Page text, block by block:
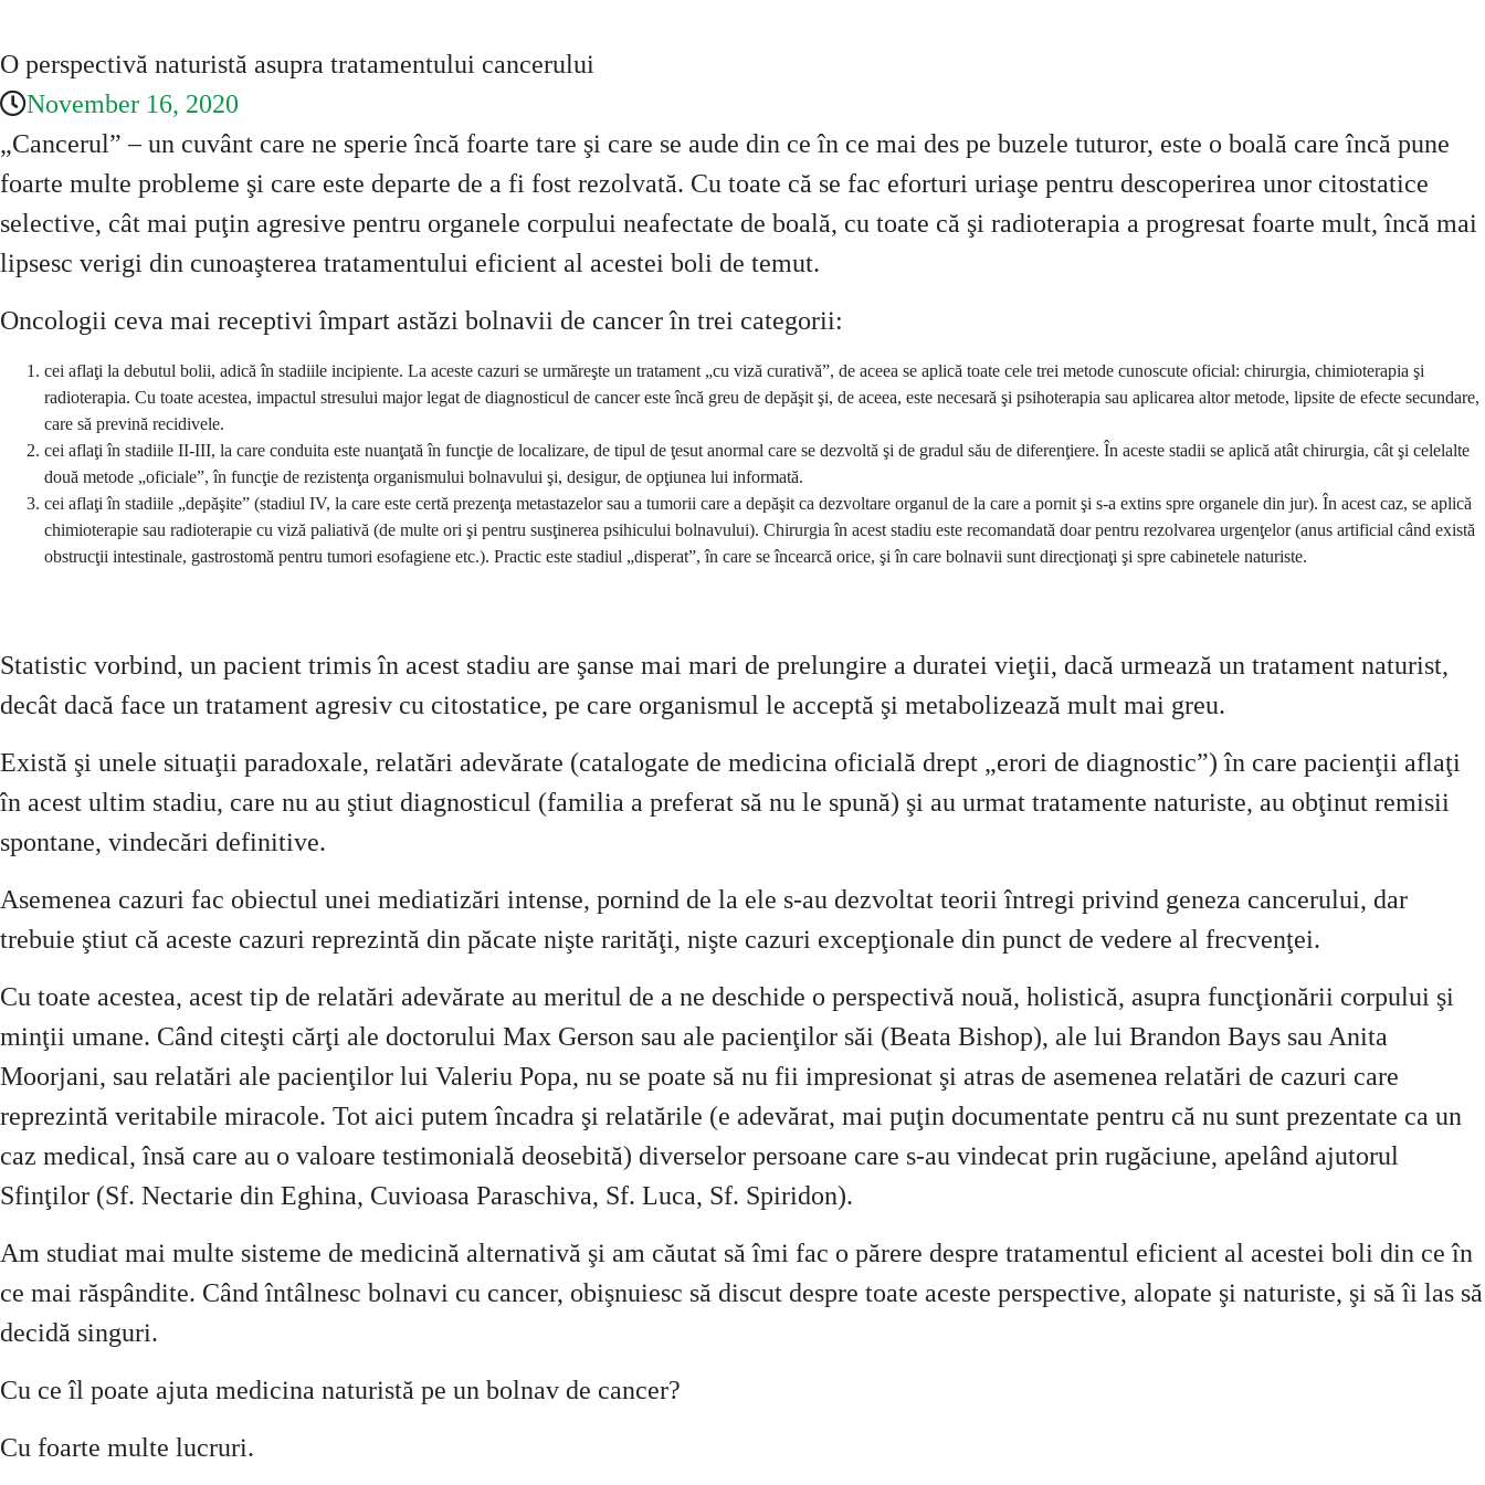
O perspectivă naturistă asupra tratamentului cancerului
November 16, 2020
„Cancerul” – un cuvânt care ne sperie încă foarte tare şi care se aude din ce în ce mai des pe buzele tuturor, este o boală care încă pune
foarte multe probleme şi care este departe de a fi fost rezolvată. Cu toate că se fac eforturi uriaşe pentru descoperirea unor citostatice
selective, cât mai puţin agresive pentru organele corpului neafectate de boală, cu toate că şi radioterapia a progresat foarte mult, încă mai
lipsesc verigi din cunoaşterea tratamentului eficient al acestei boli de temut.
Oncologii ceva mai receptivi împart astăzi bolnavii de cancer în trei categorii:
cei aflaţi la debutul bolii, adică în stadiile incipiente. La aceste cazuri se urmăreşte un tratament „cu viză curativă”, de aceea se aplică toate cele trei metode cunoscute oficial: chirurgia, chimioterapia şi
radioterapia. Cu toate acestea, impactul stresului major legat de diagnosticul de cancer este încă greu de depăşit şi, de aceea, este necesară şi psihoterapia sau aplicarea altor metode, lipsite de efecte secundare,
care să prevină recidivele.
cei aflaţi în stadiile II-III, la care conduita este nuanţată în funcţie de localizare, de tipul de ţesut anormal care se dezvoltă şi de gradul său de diferenţiere. În aceste stadii se aplică atât chirurgia, cât şi celelalte
două metode „oficiale”, în funcţie de rezistenţa organismului bolnavului şi, desigur, de opţiunea lui informată.
cei aflaţi în stadiile „depăşite” (stadiul IV, la care este certă prezenţa metastazelor sau a tumorii care a depăşit ca dezvoltare organul de la care a pornit şi s-a extins spre organele din jur). În acest caz, se aplică
chimioterapie sau radioterapie cu viză paliativă (de multe ori şi pentru susţinerea psihicului bolnavului). Chirurgia în acest stadiu este recomandată doar pentru rezolvarea urgenţelor (anus artificial când există
obstrucţii intestinale, gastrostomă pentru tumori esofagiene etc.). Practic este stadiul „disperat”, în care se încearcă orice, şi în care bolnavii sunt direcţionaţi şi spre cabinetele naturiste.
Statistic vorbind, un pacient trimis în acest stadiu are şanse mai mari de prelungire a duratei vieţii, dacă urmează un tratament naturist,
decât dacă face un tratament agresiv cu citostatice, pe care organismul le acceptă şi metabolizează mult mai greu.
Există şi unele situaţii paradoxale, relatări adevărate (catalogate de medicina oficială drept „erori de diagnostic”) în care pacienţii aflaţi
în acest ultim stadiu, care nu au ştiut diagnosticul (familia a preferat să nu le spună) şi au urmat tratamente naturiste, au obţinut remisii
spontane, vindecări definitive.
Asemenea cazuri fac obiectul unei mediatizări intense, pornind de la ele s-au dezvoltat teorii întregi privind geneza cancerului, dar
trebuie ştiut că aceste cazuri reprezintă din păcate nişte rarităţi, nişte cazuri excepţionale din punct de vedere al frecvenţei.
Cu toate acestea, acest tip de relatări adevărate au meritul de a ne deschide o perspectivă nouă, holistică, asupra funcţionării corpului şi
minţii umane. Când citeşti cărţi ale doctorului Max Gerson sau ale pacienţilor săi (Beata Bishop), ale lui Brandon Bays sau Anita
Moorjani, sau relatări ale pacienţilor lui Valeriu Popa, nu se poate să nu fii impresionat şi atras de asemenea relatări de cazuri care
reprezintă veritabile miracole. Tot aici putem încadra şi relatările (e adevărat, mai puţin documentate pentru că nu sunt prezentate ca un
caz medical, însă care au o valoare testimonială deosebită) diverselor persoane care s-au vindecat prin rugăciune, apelând ajutorul
Sfinţilor (Sf. Nectarie din Eghina, Cuvioasa Paraschiva, Sf. Luca, Sf. Spiridon).
Am studiat mai multe sisteme de medicină alternativă şi am căutat să îmi fac o părere despre tratamentul eficient al acestei boli din ce în
ce mai răspândite. Când întâlnesc bolnavi cu cancer, obişnuiesc să discut despre toate aceste perspective, alopate şi naturiste, şi să îi las să
decidă singuri.
Cu ce îl poate ajuta medicina naturistă pe un bolnav de cancer?
Cu foarte multe lucruri.